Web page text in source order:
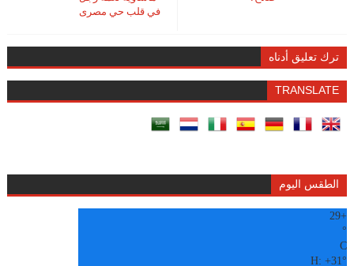
في قلب حي مصرى
ترك تعليق أدناه
TRANSLATE
الطقس اليوم
+
29
°
C
H:+31°